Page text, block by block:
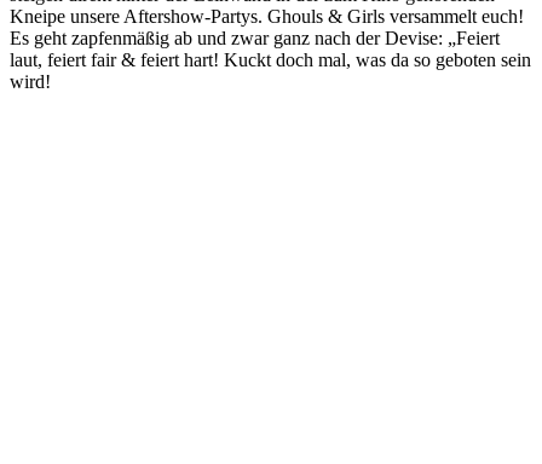
Kneipe unsere Aftershow-Partys. Ghouls & Girls versammelt euch!
Es geht zapfenmäßig ab und zwar ganz nach der Devise: „Feiert
laut, feiert fair & feiert hart! Kuckt doch mal, was da so geboten sein
wird!